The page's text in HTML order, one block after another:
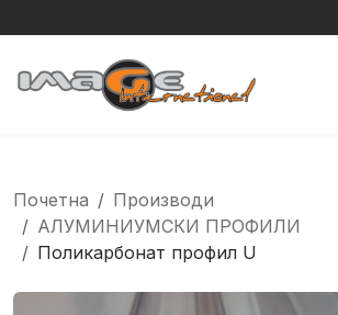
Почетна
Производи
АЛУМИНИУМСКИ ПРОФИЛИ
Поликарбонат профил U